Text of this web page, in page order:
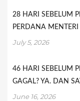
28 HARI SEBELUM
PERDANA
July 5, 2026
46 HARI SEBELUM
GAGAL? YA. DAN
June 16, 2026